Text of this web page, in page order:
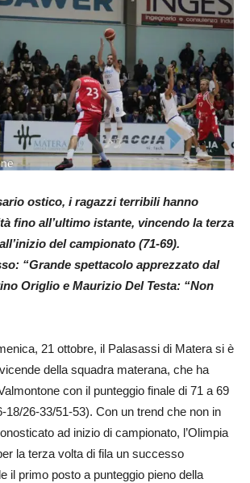
ostico, i ragazzi terribili hanno
fino all’ultimo istante, vincendo la terza
del campionato (71-69).
“Grande spettacolo apprezzato dal
Origlio e Maurizio Del Testa: “Non
21 ottobre, il Palasassi di Matera si è
della squadra materana, che ha
con il punteggio finale di 71 a 69
18/26-33/51-53). Con un trend che non in
ad inizio di campionato, l’Olimpia
la terza volta di fila un successo
il primo posto a punteggio pieno della